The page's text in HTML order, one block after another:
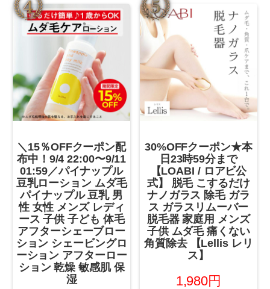
＼15％OFFクーポン配
布中！9/4 22:00〜9/11
01:59／パイナップル
豆乳ローション ムダ毛
パイナップル 豆乳 男
性 女性 メンズ レディ
ース 子供 子ども 体毛
アフターシェーブロー
ション シェービングロ
ーション アフターロー
ション 乾燥 敏感肌 保
湿
30%OFFクーポン★本
日23時59分まで
【LOABI / ロアビ公
式】 脱毛 こするだけ
ナノガラス 除毛 ガラ
ス ガラスリムーバー
脱毛器 家庭用 メンズ
子供 ムダ毛 痛くない
角質除去 【Lellis レリ
ス】
1,980円